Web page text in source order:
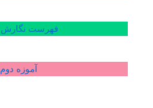
فهرست نگارش
آموزه دوم